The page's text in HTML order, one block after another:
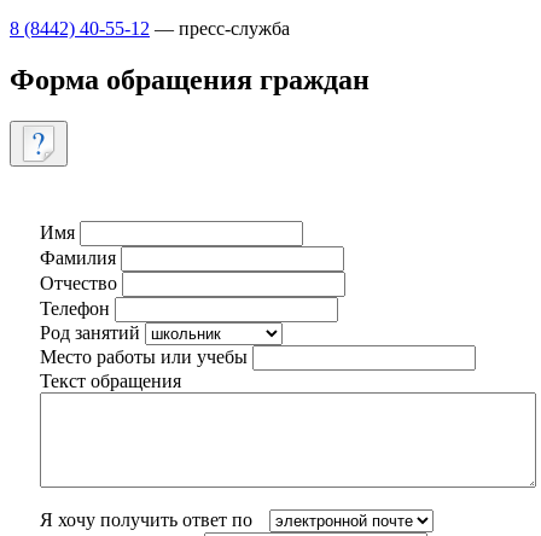
8 (8442) 40-55-12 — пресс-служба
Форма обращения граждан
Имя
Фамилия
Отчество
Телефон
Род занятий
Место работы или учебы
Текст обращения
Я хочу получить ответ по